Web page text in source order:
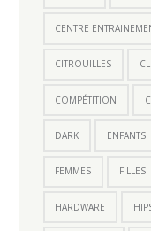
CENTRE
CITROUILLES
COMPÉTITION
DARK ENFANTS
FEMMES FILLES
HARDWARE